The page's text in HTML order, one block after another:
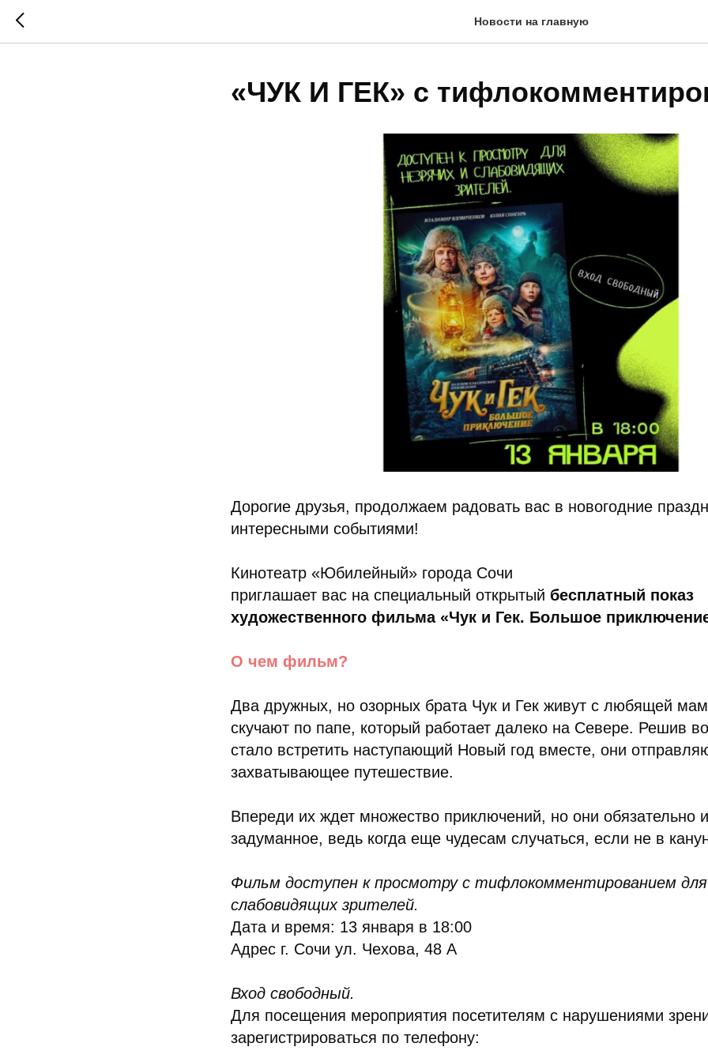
Новости на главную
«ЧУК И ГЕК» с
Дорогие друзья, продолжаем радовать вас в новогодние
интересными событиями!
Кинотеатр «Юбилейный» города Сочи
приглашает вас на специальный открытый бесплатный показ
художественного фильма «Чук и Гек. Большое
О чем фильм?
Два дружных, но озорных брата Чук и Гек живут с любящей
скучают по папе, который работает далеко на Севере. Решив
стало встретить наступающий Новый год вместе, они
захватывающее путешествие.
Впереди их ждет множество приключений, но они обязательно
задуманное, ведь когда еще чудесам случаться, если не в
Фильм доступен к просмотру с тифлокомментированием для
слабовидящих зрителей.
Дата и время: 13 января в 18:00
Адрес г. Сочи ул. Чехова, 48 А
Вход свободный.
Для посещения мероприятия посетителям с нарушениями
зарегистрироваться по телефону: